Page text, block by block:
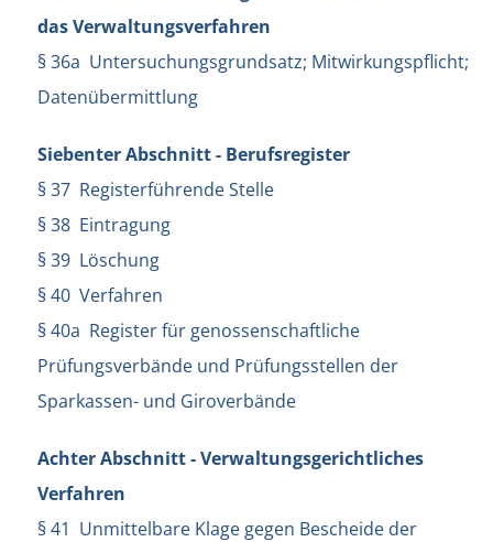
das Verwaltungsverfahren
§ 36a Untersuchungsgrundsatz; Mitwirkungspflicht;
Datenübermittlung
Siebenter Abschnitt - Berufsregister
§ 37 Registerführende Stelle
§ 38 Eintragung
§ 39 Löschung
§ 40 Verfahren
§ 40a Register für genossenschaftliche
Prüfungsverbände und Prüfungsstellen der
Sparkassen- und Giroverbände
Achter Abschnitt - Verwaltungsgerichtliches
Verfahren
§ 41 Unmittelbare Klage gegen Bescheide der